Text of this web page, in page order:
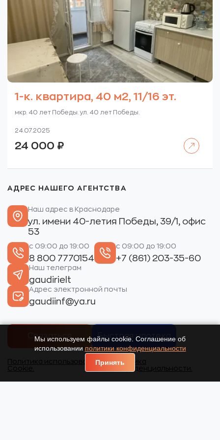
1-к. квартира, 40 м2, 11/16 эт.
мкр. 40 лет Победы. ул. 40 лет Победы.
24.07.2025
24 000 ₽
АДРЕС НАШЕГО АГЕНТСТВА
Наш адрес в Краснодаре
ул. имени 40-летия Победы, 39/1, офис
53
с 09:00 до 19:00
8 800 7770154
с 09:00 до 19:00
+7 (861) 203-35-60
Наш телеграм
gaudirielt
Адрес электронной почты
gaudiinf@ya.ru
Связаться Быстрая ипотека
Политика использования
Cookie.
Политика
конфиденциальности.
Мы используем файлы cookie. Соглашение об
использовании политики конфиденциальности
Принять